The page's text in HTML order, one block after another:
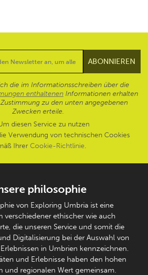
die im Informationsschreiben über die
enthaltenen Informationen erhalten
zu den unten angegebenen
Zwecken erteile.
diesen Service zu nutzen
Verwendung von technischen Cookies
Ihrer Cookie-Richtlinie.
philosophie
von Exploring Umbria ist eine
verschiedener ethischer wie auch
die unseren Service und somit die
Digitalisierung bei der Auswahl von
in Umbrien kennzeichnen.
und Erlebnisse haben den hohen
und regionalen Wert gemeinsam.